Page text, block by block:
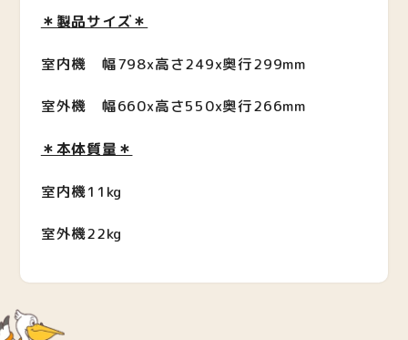
＊製品サイズ＊
室内機 幅798x高さ249x奥行299mm
室外機 幅660x高さ550x奥行266mm
＊本体質量＊
室内機11kg
室外機22kg